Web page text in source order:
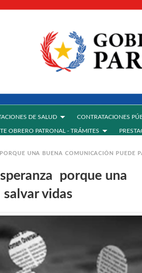
DE SALUD CONTRATACIONES
OBRERO PATRONAL - TRÁMITES
UNA BUENA COMUNICACIÓN PUEDE
porque una
vidas